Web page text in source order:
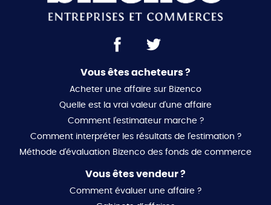
Vous êtes acheteurs ?
Acheter une affaire sur Bizenco
Quelle est la vrai valeur d'une affaire
Comment l'estimateur marche ?
Comment interpréter les résultats de l'estimation ?
Méthode d'évaluation Bizenco des fonds de commerce
Vous êtes vendeur ?
Comment évaluer une affaire ?